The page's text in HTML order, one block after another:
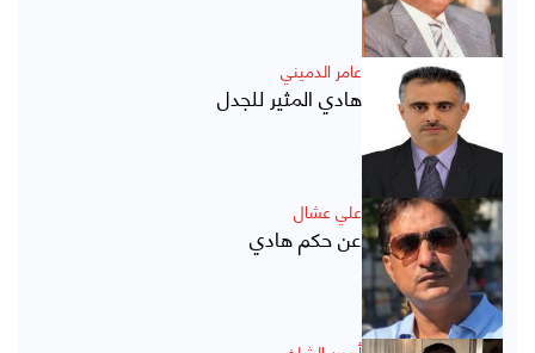
عامر الدميني
هادي المثير للجدل
علي عشال
عن حكم هادي